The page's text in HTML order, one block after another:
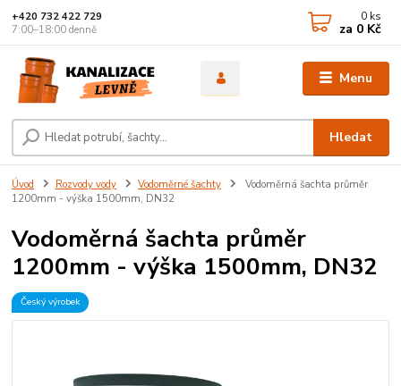
Menu
Hledat
+420 732 422 729
7:00–18:00 denně
0 ks
za 0 Kč
Úvod Rozvody vody Vodoměrné šachty
Vodoměrná šachta průměr
1200mm - výška 1500mm, DN32
Vodoměrná šachta průměr
1200mm - výška 1500mm, DN32
Český výrobek